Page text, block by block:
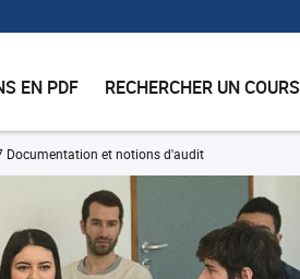
EN PDF RECHERCHER UN COURS
Documentation et notions d'audit